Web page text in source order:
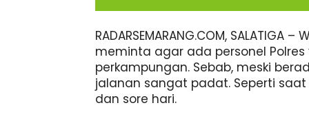
RADARSEMARANG.COM,
meminta agar ada personel
perkampungan. Sebab, meski
jalanan sangat padat. Seperti
dan sore hari.